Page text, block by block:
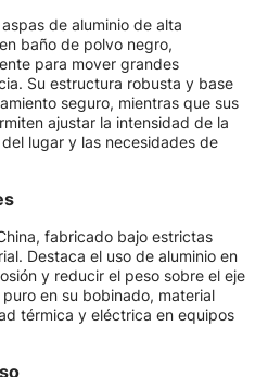
de aluminio de alta
baño de polvo negro,
para mover grandes
Su estructura robusta y base
seguro, mientras que sus
ajustar la intensidad de la
lugar y las necesidades de
fabricado bajo estrictas
Destaca el uso de aluminio en
y reducir el peso sobre el eje
en su bobinado, material
térmica y eléctrica en equipos